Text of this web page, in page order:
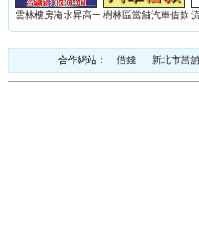
雲林樓房淹水昇高一米(實積)...樹林區當舖汽車借款
合作網站： 借錢 新北市當舖